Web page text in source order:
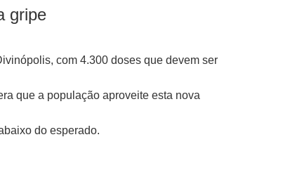
gripe
com 4.300 doses que devem ser
que a população aproveite esta nova
do esperado.